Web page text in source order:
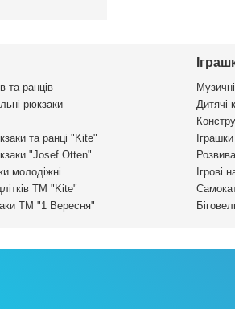
та ранців
рюкзаки
та ранці "Kite"
"Josef Otten"
молодіжні
ТМ "Kite"
ТМ "1 Вересня"
Дитячі
Ігрові